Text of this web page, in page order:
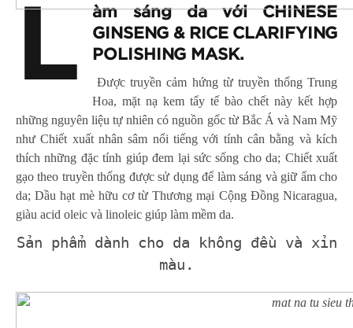
L
àm sáng da với CHINESE
GINSENG & RICE CLARIFYING
POLISHING MASK.
Được truyền cảm hứng từ truyền thống Trung
Hoa, mặt nạ kem tẩy tế bào chết này kết hợp
những nguyên liệu tự nhiên có nguồn gốc từ Bắc Á và Nam Mỹ
như Chiết xuất nhân sâm nổi tiếng với tính cân bằng và kích
thích những đặc tính giúp đem lại sức sống cho da; Chiết xuất
gạo theo truyền thống được sử dụng để làm sáng và giữ ẩm cho
da; Dầu hạt mè hữu cơ từ Thương mại Cộng Đồng Nicaragua,
giàu acid oleic và linoleic giúp làm mềm da.
Sản phẩm dành cho da không đều và xỉn
màu.